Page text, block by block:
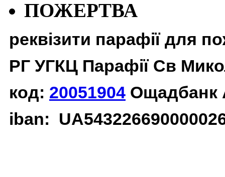
ПОЖЕРТВА
реквізити парафії для
РГ УГКЦ Парафії Св
код: 20051904 Ощадбанк
iban: